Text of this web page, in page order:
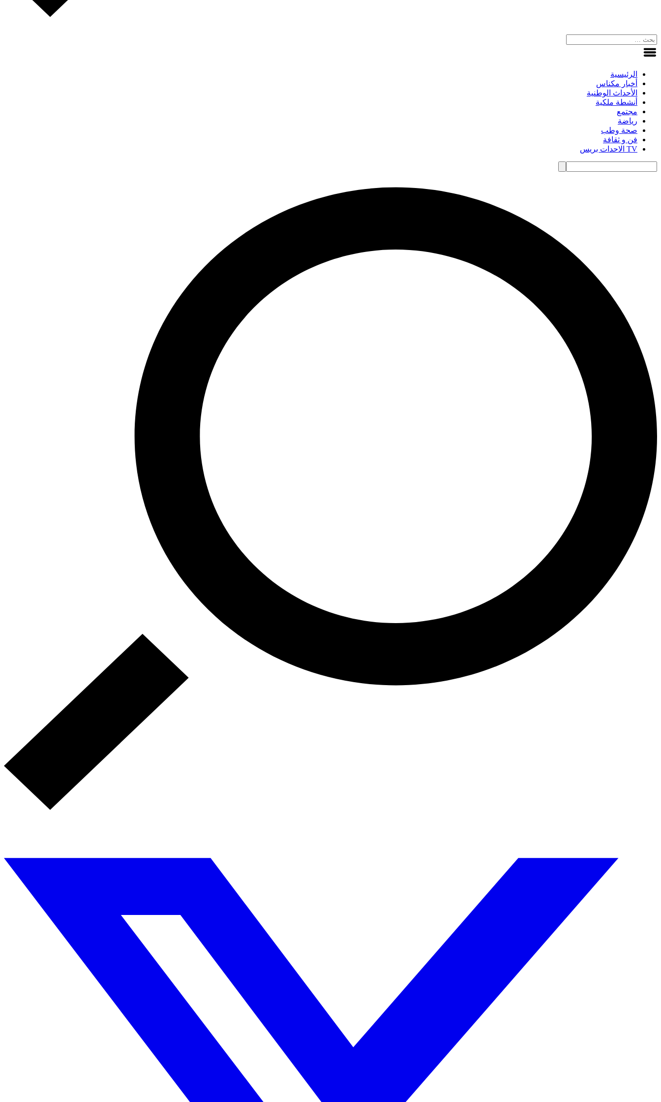
الرئيسية
أخبار مكناس
الأحداث الوطنية
أنشطة ملكية
مجتمع
رياضة
صحة وطب
فن و ثقافة
TV الاحدات بريس